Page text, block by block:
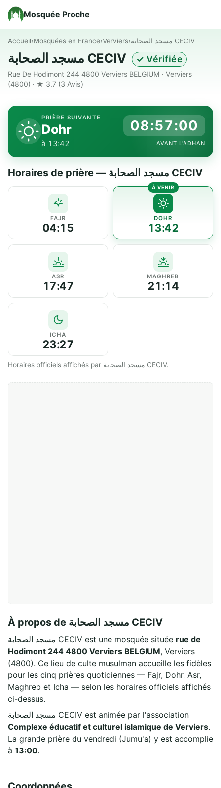
Mosquée Proche
Accueil›Mosquées en France›Verviers› مسجد الصحابة CECIV
مسجد الصحابة CECIV ✓ Vérifiée
Rue De Hodimont 244 4800 Verviers BELGIUM · Verviers
(4800) · ★ 3.7 (3 Avis)
PRIÈRE SUIVANTE
Dohr
à 13:42
08:56:59
AVANT L'ADHAN
Horaires de prière — مسجد الصحابة CECIV
FAJR
04:15
DOHR
13:42
ASR
17:47
MAGHREB
21:14
ICHA
23:27
Horaires officiels affichés par مسجد الصحابة CECIV.
À propos de مسجد الصحابة CECIV
مسجد الصحابة CECIV est une mosquée située rue de
Hodimont 244 4800 Verviers BELGIUM, Verviers
(4800). Ce lieu de culte musulman accueille les fidèles
pour les cinq prières quotidiennes — Fajr, Dohr, Asr,
Maghreb et Icha — selon les horaires officiels affichés
ci-dessus.
مسجد الصحابة CECIV est animée par l'association
Complexe éducatif et culturel islamique de Verviers.
La grande prière du vendredi (Jumu'a) y est accomplie
à 13:00.